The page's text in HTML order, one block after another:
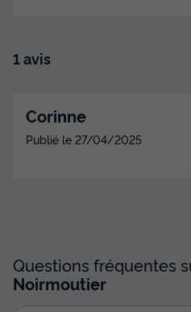
1 avis
Corinne
Publié le 27/04/2025
Questions fréquentes
Noirmoutier